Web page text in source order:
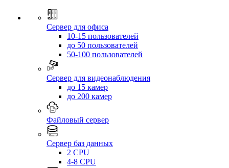
Сервер для офиса
10-15 пользователей
до 50 пользователей
50-100 пользователей
Сервер для видеонаблюдения
до 15 камер
до 200 камер
Файловый сервер
Сервер баз данных
2 CPU
4-8 CPU